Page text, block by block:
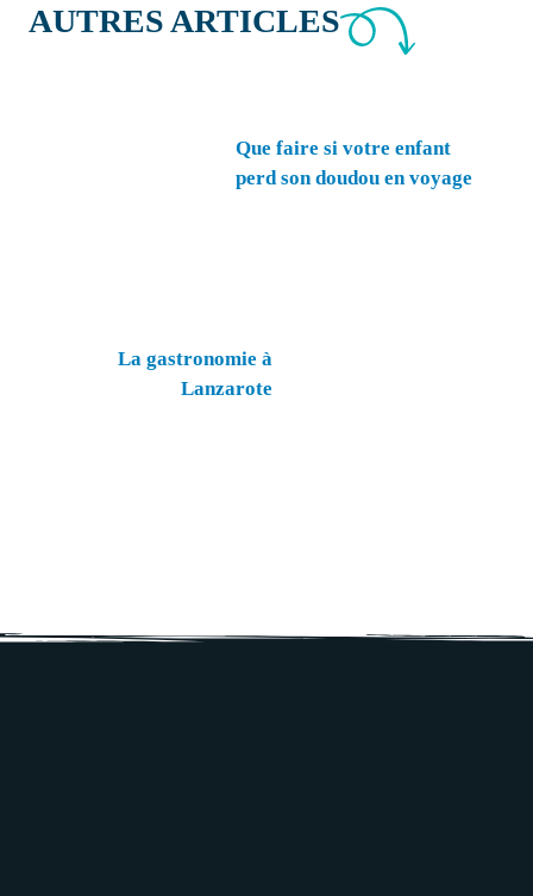
AUTRES ARTICLES
Que faire si votre enfant
perd son doudou en voyage
La gastronomie à
Lanzarote